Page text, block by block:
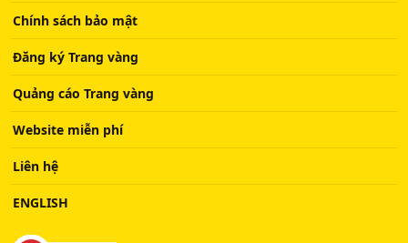
Chính sách bảo mật
Đăng ký Trang vàng
Quảng cáo Trang vàng
Website miễn phí
Liên hệ
ENGLISH